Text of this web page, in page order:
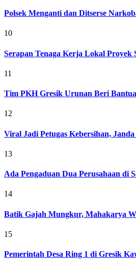
Polsek Menganti dan Ditserse
10
Serapan Tenaga Kerja Lokal Proyek
11
Tim PKH Gresik Urunan Beri
12
Viral Jadi Petugas Kebersihan,
13
Ada Pengaduan Dua Perusahaan di
14
Batik Gajah Mungkur, Mahakarya
15
Pemerintah Desa Ring 1 di Gresik